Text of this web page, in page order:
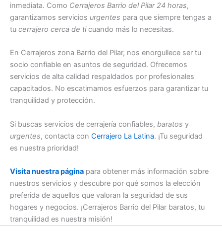
inmediata. Como Cerrajeros Barrio del Pilar 24 horas,
garantizamos servicios urgentes para que siempre tengas a
tu cerrajero cerca de ticuando más lo necesitas.
En Cerrajeros zona Barrio del Pilar, nos enorgullece ser tu
socio confiable en asuntos de seguridad. Ofrecemos
servicios de alta calidad respaldados por profesionales
capacitados. No escatimamos esfuerzos para garantizar tu
tranquilidad y protección.
Si buscas servicios de cerrajería confiables, baratos y
urgentes, contacta con Cerrajero La Latina. ¡Tu seguridad
es nuestra prioridad!
Visita nuestra página para obtener más información sobre
nuestros servicios y descubre por qué somos la elección
preferida de aquellos que valoran la seguridad de sus
hogares y negocios. ¡Cerrajeros Barrio del Pilar baratos, tu
tranquilidad es nuestra misión!